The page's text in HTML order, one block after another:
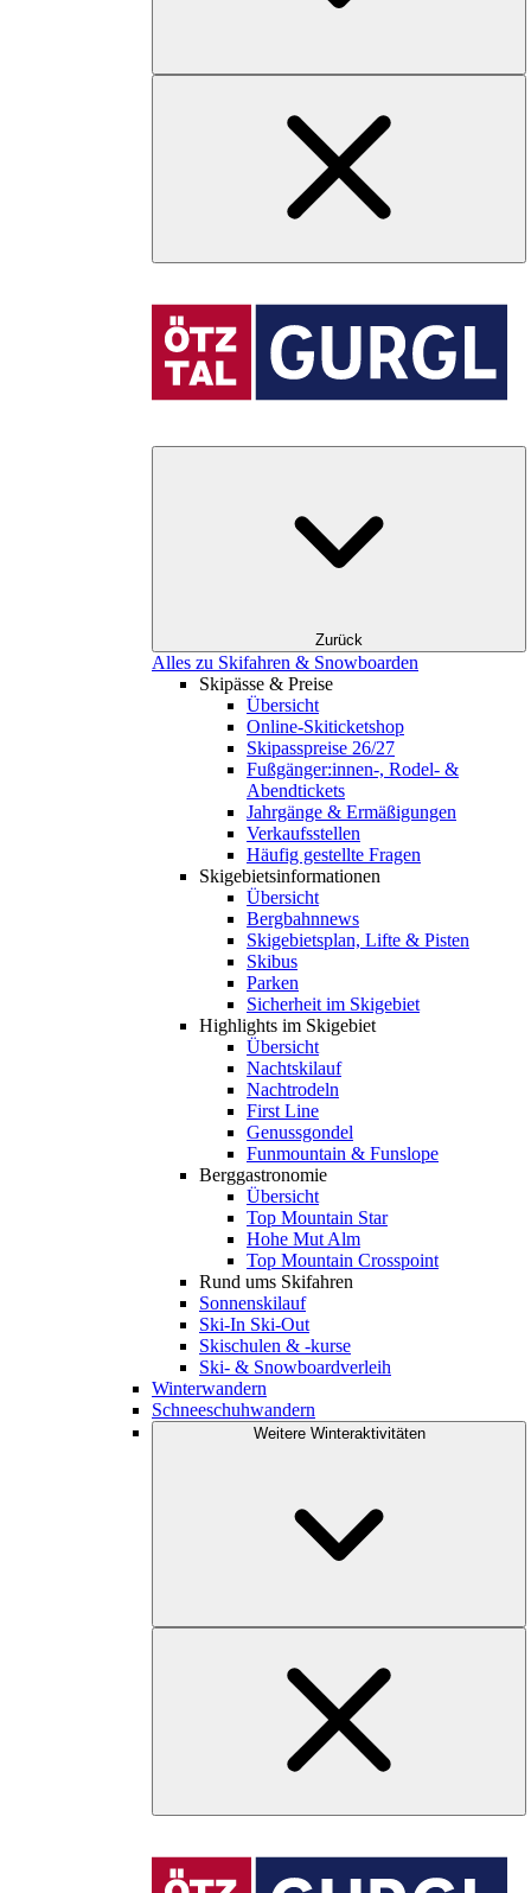
Zurück
Alles zu Skifahren & Snowboarden
Skipässe & Preise
Übersicht
Online-Skiticketshop
Skipasspreise 26/27
Fußgänger:innen-, Rodel- &
Abendtickets
Jahrgänge & Ermäßigungen
Verkaufsstellen
Häufig gestellte Fragen
Skigebiets­informationen
Übersicht
Bergbahnnews
Skigebietsplan, Lifte & Pisten
Skibus
Parken
Sicherheit im Skigebiet
Highlights im Skigebiet
Übersicht
Nachtskilauf
Nachtrodeln
First Line
Genussgondel
Funmountain & Funslope
Berggastronomie
Übersicht
Top Mountain Star
Hohe Mut Alm
Top Mountain Crosspoint
Rund ums Skifahren
Sonnenskilauf
Ski-In Ski-Out
Skischulen & -kurse
Ski- & Snowboardverleih
Winterwandern
Schneeschuhwandern
Weitere Winteraktivitäten